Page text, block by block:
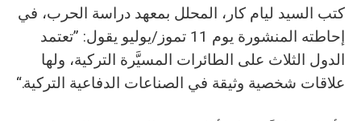
كتب السيد ليام كار، المحلل بمعهد دراسة الحرب، في
إحاطته المنشورة يوم 11 تموز/يوليو يقول: ”تعتمد
الدول الثلاث على الطائرات المسيَّرة التركية، ولها
علاقات شخصية وثيقة في الصناعات الدفاعية التركية.“